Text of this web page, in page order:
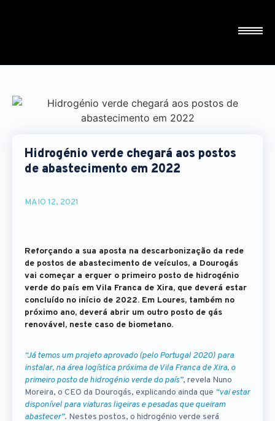
Hidrogénio verde chegará aos postos
de abastecimento em 2022
MAIO 12, 2021
Reforçando a sua aposta na descarbonização da rede
de postos de abastecimento de veículos, a Dourogás
vai começar a erguer o primeiro posto de hidrogénio
verde do país em Vila Franca de Xira, que deverá estar
concluído no início de 2022. Em Loures, também no
próximo ano, deverá abrir um outro posto de gás
renovável, neste caso de biometano.
“Já temos um projeto aprovado (pelo Portugal 2020) para
instalar, na área logística próxima de Vila Franca de Xira, o
primeiro posto de hidrogénio verde do país”, revela Nuno
Moreira, o CEO da Dourogás, explicando ainda que “vai estar
disponível para viaturas ligeiras e pesadas que queiram
abastecer”. Nestes postos, o hidrogénio verde será